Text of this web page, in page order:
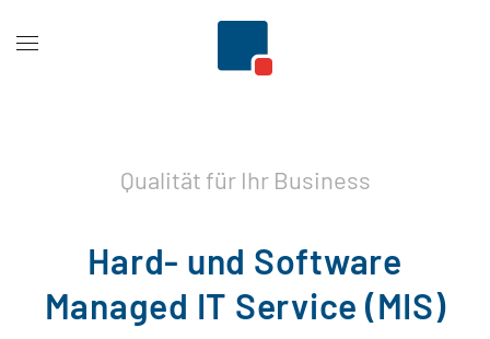
Qualität für Ihr Business
Hard- und Software
Managed IT Service (MIS)